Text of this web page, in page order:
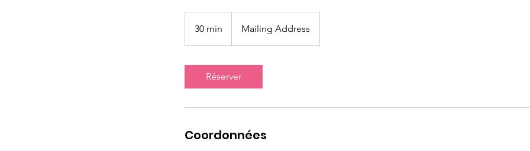
30 min
0
Mailing Address
Réserver
Coordonnées